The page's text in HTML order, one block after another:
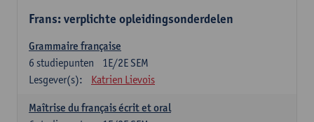
Frans: verplichte opleidingsonderdelen
Grammaire française
1E/2E SEM
6 studiepunten
Lesgever(s):
Katrien Lievois
Maîtrise du français écrit et oral